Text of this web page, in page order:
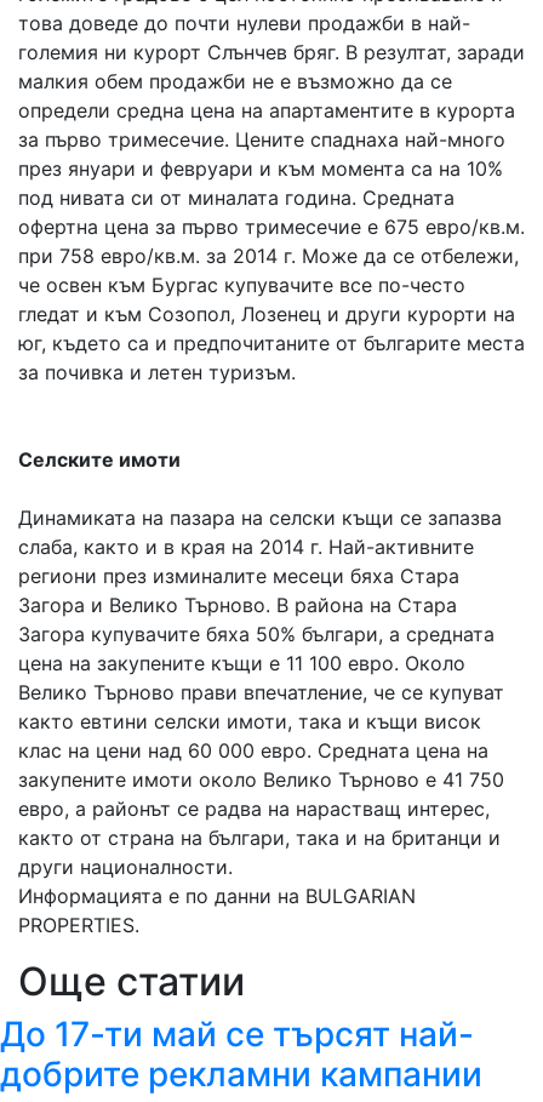
това доведе до почти нулеви продажби в най-
големия ни курорт Слънчев бряг. В резултат, заради
малкия обем продажби не е възможно да се
определи средна цена на апартаментите в курорта
за първо тримесечие. Цените спаднаха най-много
през януари и февруари и към момента са на 10%
под нивата си от миналата година. Средната
офертна цена за първо тримесечие е 675 евро/кв.м.
при 758 евро/кв.м. за 2014 г. Може да се отбележи,
че освен към Бургас купувачите все по-често
гледат и към Созопол, Лозенец и други курорти на
юг, където са и предпочитаните от българите места
за почивка и летен туризъм.
Селските имоти
Динамиката на пазара на селски къщи се запазва
слаба, както и в края на 2014 г. Най-активните
региони през изминалите месеци бяха Стара
Загора и Велико Търново. В района на Стара
Загора купувачите бяха 50% българи, а средната
цена на закупените къщи е 11 100 евро. Около
Велико Търново прави впечатление, че се купуват
както евтини селски имоти, така и къщи висок
клас на цени над 60 000 евро. Средната цена на
закупените имоти около Велико Търново е 41 750
евро, а районът се радва на нарастващ интерес,
както от страна на българи, така и на британци и
други националности.
Информацията е по данни на BULGARIAN
PROPERTIES.
Още статии
До 17-ти май се търсят най-
добрите рекламни кампании